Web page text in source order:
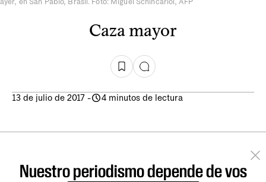
Caza mayor
13 de julio de 2017 - 4 minutos de lectura
Nuestro periodismo depende de vos